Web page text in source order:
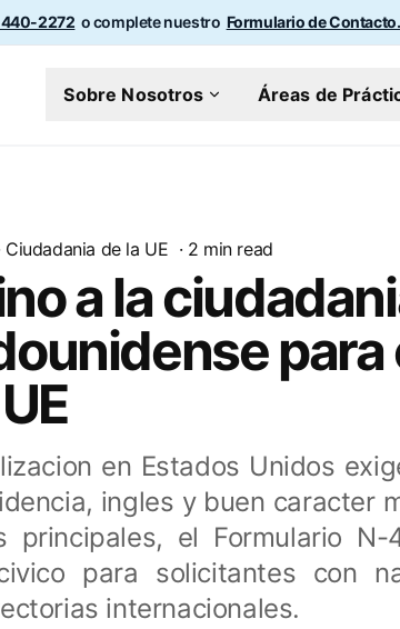
2272 o complete nuestro Formulario de Contacto.
Sobre Nosotros Áreas de
Ciudadania de la UE · 2 min read
a la
en Estados Unidos
ingles y buen caracter
principales, el Formulario
para solicitantes con
internacionales.